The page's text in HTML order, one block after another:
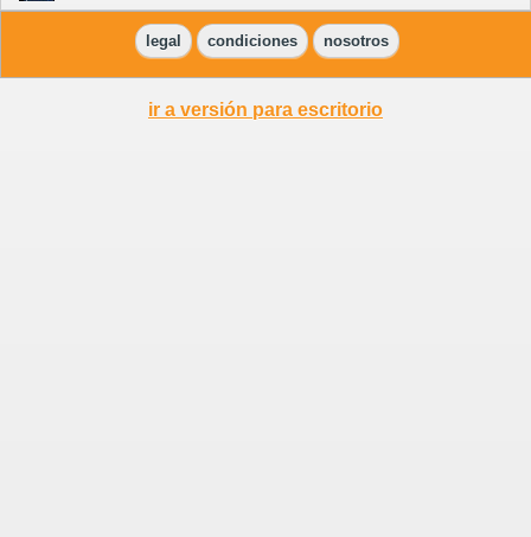
legal condiciones nosotros
ir a versión para escritorio